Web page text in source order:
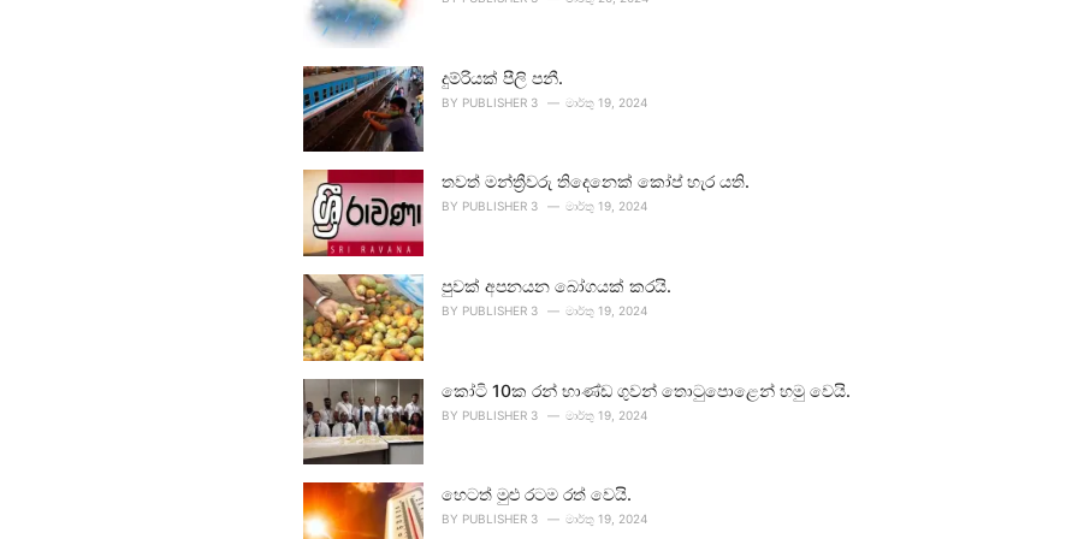
දුම්රියක් පීලි පනී.
BY PUBLISHER 3 මාර්තු 19, 2024
තවත් මන්ත්‍රීවරු තිදෙනෙක් කෝප් හැර යති.
BY PUBLISHER 3 මාර්තු 19, 2024
පුවක් අපනයන බෝගයක් කරයි.
BY PUBLISHER 3 මාර්තු 19, 2024
කෝටි 10ක රන් භාණ්ඩ ගුවන් තොටුපොළෙන් හමු වෙයි.
BY PUBLISHER 3 මාර්තු 19, 2024
හෙටත් මුළු රටම රත් වෙයි.
BY PUBLISHER 3 මාර්තු 19, 2024